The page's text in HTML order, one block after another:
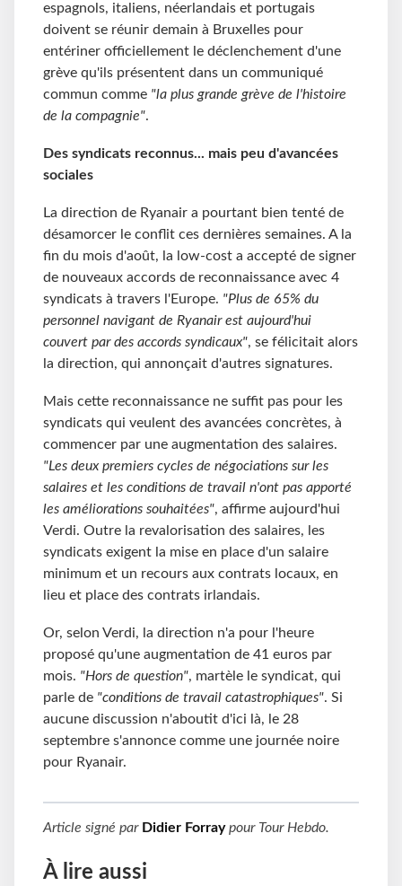
espagnols, italiens, néerlandais et portugais
doivent se réunir demain à Bruxelles pour
entériner officiellement le déclenchement d'une
grève qu'ils présentent dans un communiqué
commun comme "la plus grande grève de l'histoire
de la compagnie".
Des syndicats reconnus... mais peu d'avancées
sociales
La direction de Ryanair a pourtant bien tenté de
désamorcer le conflit ces dernières semaines. A la
fin du mois d'août, la low-cost a accepté de signer
de nouveaux accords de reconnaissance avec 4
syndicats à travers l'Europe. "Plus de 65% du
personnel navigant de Ryanair est aujourd'hui
couvert par des accords syndicaux", se félicitait alors
la direction, qui annonçait d'autres signatures.
Mais cette reconnaissance ne suffit pas pour les
syndicats qui veulent des avancées concrètes, à
commencer par une augmentation des salaires.
"Les deux premiers cycles de négociations sur les
salaires et les conditions de travail n'ont pas apporté
les améliorations souhaitées", affirme aujourd'hui
Verdi. Outre la revalorisation des salaires, les
syndicats exigent la mise en place d'un salaire
minimum et un recours aux contrats locaux, en
lieu et place des contrats irlandais.
Or, selon Verdi, la direction n'a pour l'heure
proposé qu'une augmentation de 41 euros par
mois. "Hors de question", martèle le syndicat, qui
parle de "conditions de travail catastrophiques". Si
aucune discussion n'aboutit d'ici là, le 28
septembre s'annonce comme une journée noire
pour Ryanair.
Article signé par Didier Forraypour Tour Hebdo.
À lire aussi